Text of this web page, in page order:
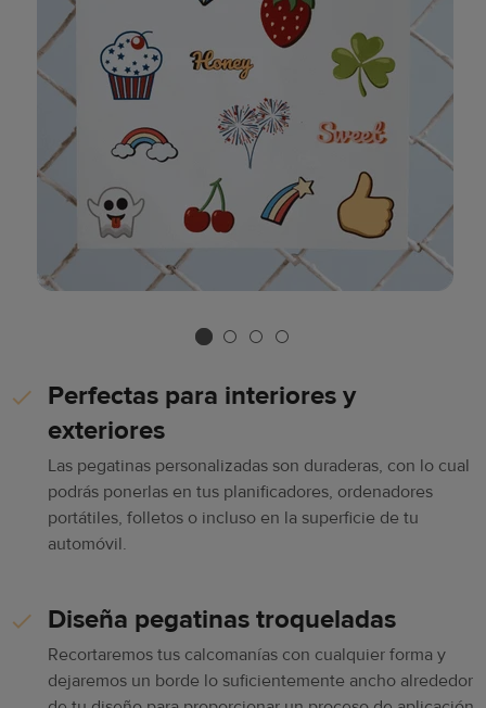
Perfectas para interiores y
exteriores
Las pegatinas personalizadas son duraderas, con lo cual
podrás ponerlas en tus planificadores, ordenadores
portátiles, folletos o incluso en la superficie de tu
automóvil.
Diseña pegatinas troqueladas
Recortaremos tus calcomanías con cualquier forma y
dejaremos un borde lo suficientemente ancho alrededor